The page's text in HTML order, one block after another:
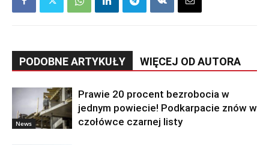
PODOBNE ARTYKUŁY WIĘCEJ OD AUTORA
News
Prawie 20 procent bezrobocia w
jednym powiecie! Podkarpacie znów w
czołówce czarnej listy